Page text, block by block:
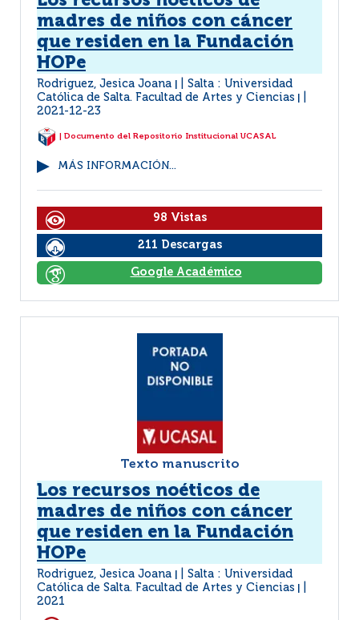
madres de niños con cáncer
que residen en la Fundación
HOPe
Rodriguez, Jesica Joana
Salta : Universidad
Católica de Salta. Facultad de Artes y Ciencias
2021-12-23
| Documento del Repositorio Institucional UCASAL
MÁS INFORMACIÓN...
98 Vistas
211 Descargas
Google Académico
Texto manuscrito
Los recursos noéticos de
madres de niños con cáncer
que residen en la Fundación
HOPe
Rodriguez, Jesica Joana
Salta : Universidad
Católica de Salta. Facultad de Artes y Ciencias
2021